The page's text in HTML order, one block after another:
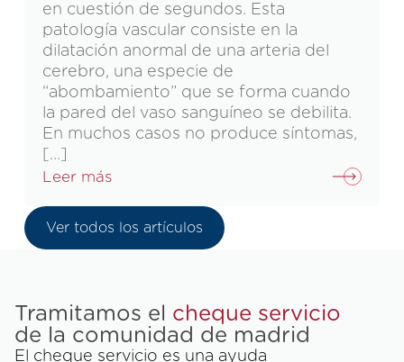
en cuestión de segundos. Esta
patología vascular consiste en la
dilatación anormal de una arteria del
cerebro, una especie de
“abombamiento” que se forma cuando
la pared del vaso sanguíneo se debilita.
En muchos casos no produce síntomas,
[…]
Leer más
Ver todos los artículos
Tramitamos el cheque servicio
de la comunidad de madrid
El cheque servicio es una ayuda